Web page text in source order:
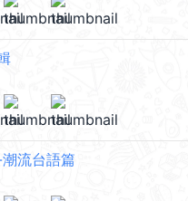
流台語篇